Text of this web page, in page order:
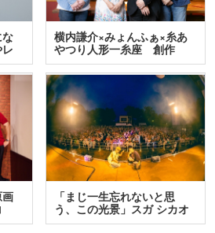
横内謙介×みょんふぁ×糸あ
やつり人形一糸座 創作
人…
画
「まじ一生忘れないと思
う、この光景」スガ シカオ
と…